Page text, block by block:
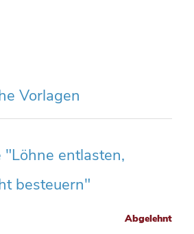
Vorlagen
entlasten,
besteuern"
Abgelehnt